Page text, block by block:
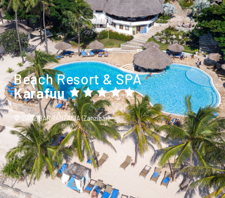
Beach Resort & SPA
Karafuu
ZANZIBAR TANZANIA (Zanzibar)